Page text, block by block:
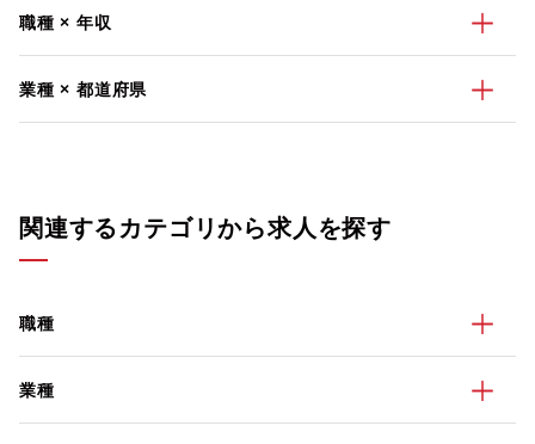
職種 × 年収
業種 × 都道府県
関連するカテゴリから求人を探す
職種
業種